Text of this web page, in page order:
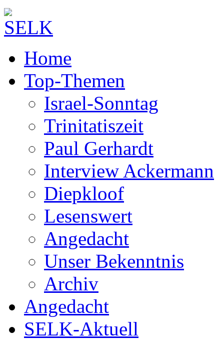
Home
Top-Themen
Israel-Sonntag
Trinitatiszeit
Paul Gerhardt
Interview Ackermann
Diepkloof
Lesenswert
Angedacht
Unser Bekenntnis
Archiv
Angedacht
SELK-Aktuell